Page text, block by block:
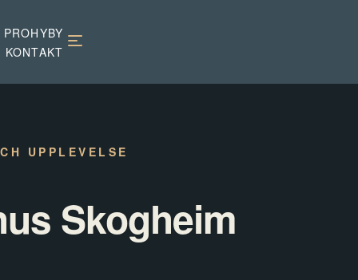
KONTAKT
UPPLEVELSE
Skogheim